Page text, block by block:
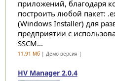
приложений, благодаря
построить любой пакет:
(Windows Installer) для
предприятии с
SSCM...
11,91 Мб| Демо версия |
HV Manager 2.0.4